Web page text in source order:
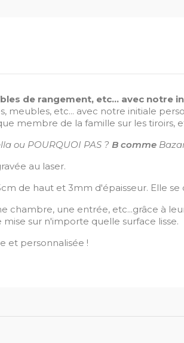
de rangement, etc... avec notre
meubles, etc... avec notre initiale
membre de la famille sur les tiroirs,
ou POURQUOI PAS ? B comme
au laser.
de haut et 3mm d'épaisseur. Elle
chambre, une entrée, etc...grâce à
sur n'importe quelle surface lisse.
et personnalisée !